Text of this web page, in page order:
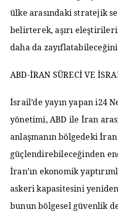
ülke arasındaki stratejik
belirterek, aşırı
daha da
ABD-İRAN SÜRECİ VE
İsrail’de yayın yapan i24
yönetimi, ABD ile İran
anlaşmanın bölgedeki
güçlendirebileceğinden
İran’ın ekonomik
askeri kapasitesini
bunun bölgesel güvenlik